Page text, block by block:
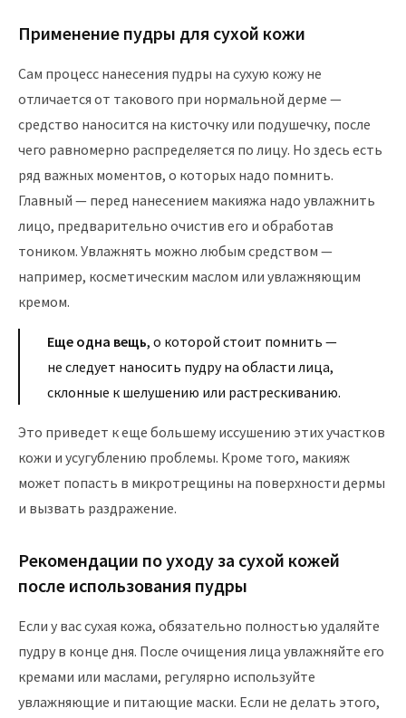
Применение пудры для сухой кожи
Сам процесс нанесения пудры на сухую кожу не
отличается от такового при нормальной дерме —
средство наносится на кисточку или подушечку, после
чего равномерно распределяется по лицу. Но здесь есть
ряд важных моментов, о которых надо помнить.
Главный — перед нанесением макияжа надо увлажнить
лицо, предварительно очистив его и обработав
тоником. Увлажнять можно любым средством —
например, косметическим маслом или увлажняющим
кремом.
Еще одна вещь, о которой стоит помнить —
не следует наносить пудру на области лица,
склонные к шелушению или растрескиванию.
Это приведет к еще большему иссушению этих участков
кожи и усугублению проблемы. Кроме того, макияж
может попасть в микротрещины на поверхности дермы
и вызвать раздражение.
Рекомендации по уходу за сухой кожей
после использования пудры
Если у вас сухая кожа, обязательно полностью удаляйте
пудру в конце дня. После очищения лица увлажняйте его
кремами или маслами, регулярно используйте
увлажняющие и питающие маски. Если не делать этого,